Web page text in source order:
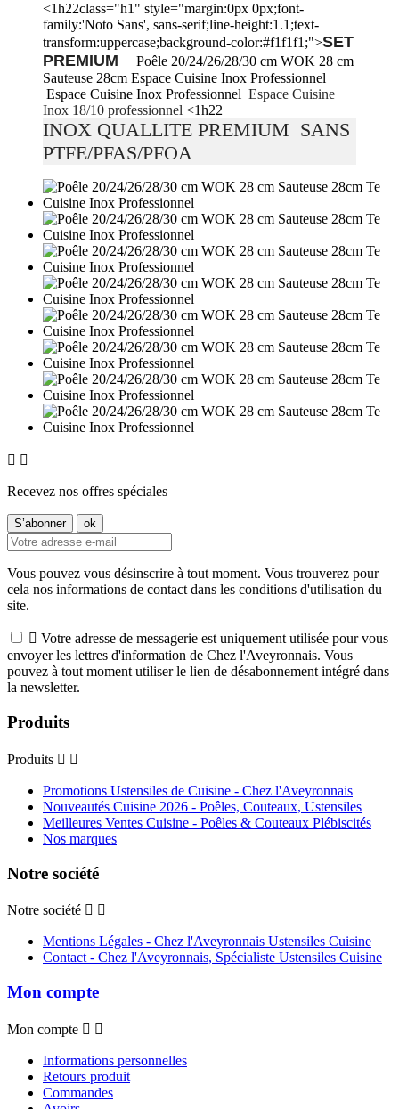
<1h22class="h1" style="margin:0px 0px;font-
family:'Noto Sans', sans-serif;line-height:1.1;text-
transform:uppercase;background-color:#f1f1f1;">SET
PREMIUM Poêle 20/24/26/28/30 cm WOK 28 cm
Sauteuse 28cm Espace Cuisine Inox Professionnel
Espace Cuisine Inox Professionnel Espace Cuisine
Inox 18/10 professionnel <1h22
INOX QUALLITE PREMIUM SANS
PTFE/PFAS/PFOA
 
Recevez nos offres spéciales
Vous pouvez vous désinscrire à tout moment. Vous trouverez pour
cela nos informations de contact dans les conditions d'utilisation du
site.
 Votre adresse de messagerie est uniquement utilisée pour vous
envoyer les lettres d'information de Chez l'Aveyronnais. Vous
pouvez à tout moment utiliser le lien de désabonnement intégré dans
la newsletter.
Produits
Produits  
Promotions Ustensiles de Cuisine - Chez l'Aveyronnais
Nouveautés Cuisine 2026 - Poêles, Couteaux, Ustensiles
Meilleures Ventes Cuisine - Poêles & Couteaux Plébiscités
Nos marques
Notre société
Notre société  
Mentions Légales - Chez l'Aveyronnais Ustensiles Cuisine
Contact - Chez l'Aveyronnais, Spécialiste Ustensiles Cuisine
Mon compte
Mon compte  
Informations personnelles
Retours produit
Commandes